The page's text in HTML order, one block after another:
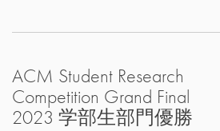
ACM Student Research
Competition Grand Final
2023 学部生部門優勝